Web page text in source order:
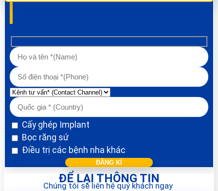
Cấy ghép Implant
Bọc răng sứ
Điều trị các bệnh nha khác
ĐỂ LẠI THÔNG TIN
Chúng tôi sẽ liên hệ quý khách ngay